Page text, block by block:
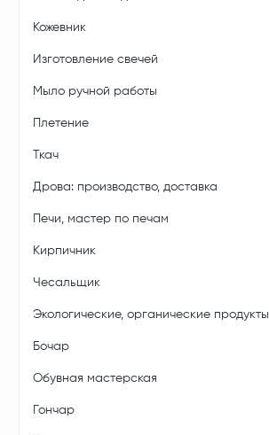
Кожевник
Изготовление свечей
Мыло ручной работы
Плетение
Ткач
Дрова: производство, доставка
Печи, мастер по печам
Кирпичник
Чесальщик
Экологические, органические продукты
Бочар
Обувная мастерская
Гончар